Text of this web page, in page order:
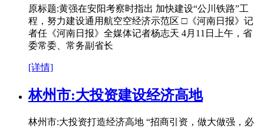
原标题:黄强在安阳考察时指出 加快建设“公川铁路”工
程，努力建设通用航空空经济示范区 □《河南日报》记
者任《河南日报》全媒体记者杨志天 4月11日上午，省
委常委、常务副省长
[详情]
林州市:大投资建设经济高地
林州市:大投资打造经济高地 “招商引资，做大做强，必